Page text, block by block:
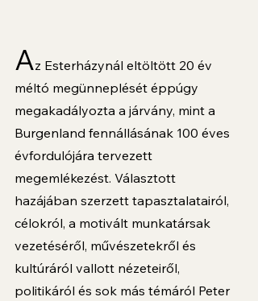
Az Esterházynál eltöltött 20 év
méltó megünneplését éppúgy
megakadályozta a járvány, mint a
Burgenland fennállásának 100 éves
évfordulójára tervezett
megemlékezést. Választott
hazájában szerzett tapasztalatairól,
célokról, a motivált munkatársak
vezetéséről, művészetekről és
kultúráról vallott nézeteiről,
politikáról és sok más témáról Peter